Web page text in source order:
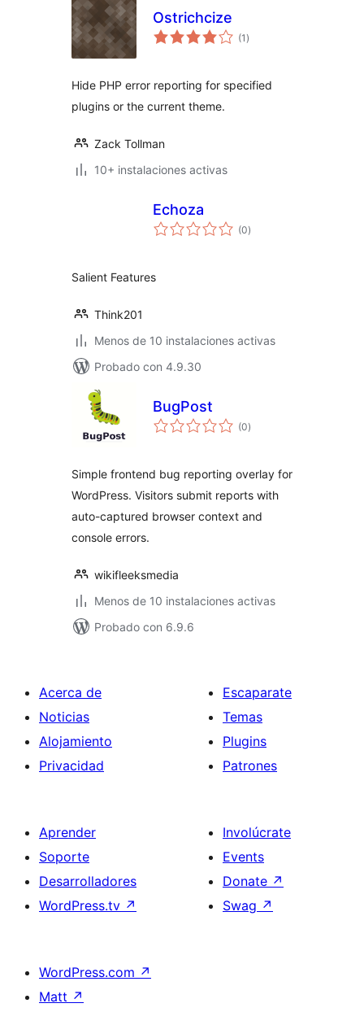
Ostrichcize
(1 total
de
)
Hide PHP error reporting for specified
plugins or the current theme.
Zack Tollman
10+ instalaciones activas
Echoza
(0total
de
)
Salient Features
Think201
Menos de 10 instalaciones activas
Probado con 4.9.30
BugPost
(0total
de
)
Simple frontend bug reporting overlay for
WordPress. Visitors submit reports with
auto-captured browser context and
console errors.
wikifleeksmedia
Menos de 10 instalaciones activas
Probado con 6.9.6
Acerca de
Noticias
Alojamiento
Privacidad
Escaparate
Temas
Plugins
Patrones
Aprender
Soporte
Desarrolladores
WordPress.tv ↗
Involúcrate
Events
Donate ↗
Swag ↗
WordPress.com ↗
Matt ↗